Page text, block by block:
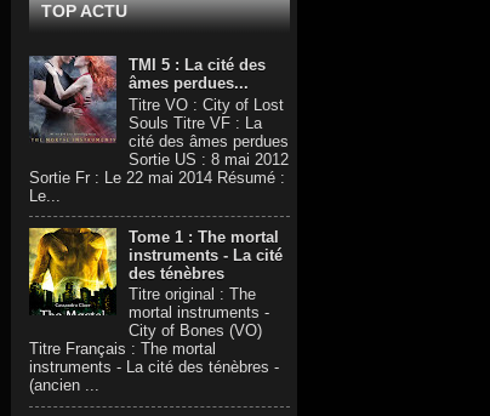
TOP ACTU
TMI 5 : La cité des
âmes perdues...
Titre VO : City of Lost
Souls Titre VF : La
cité des âmes perdues
Sortie US : 8 mai 2012
Sortie Fr : Le 22 mai 2014 Résumé :
Le...
Tome 1 : The mortal
instruments - La cité
des ténèbres
Titre original : The
mortal instruments -
City of Bones (VO)
Titre Français : The mortal
instruments - La cité des ténèbres -
(ancien ...